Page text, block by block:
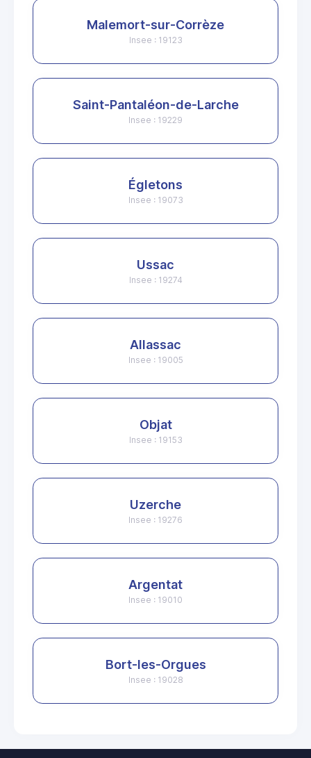
Malemort-sur-Corrèze
Insee : 19123
Saint-Pantaléon-de-Larche
Insee : 19229
Égletons
Insee : 19073
Ussac
Insee : 19274
Allassac
Insee : 19005
Objat
Insee : 19153
Uzerche
Insee : 19276
Argentat
Insee : 19010
Bort-les-Orgues
Insee : 19028